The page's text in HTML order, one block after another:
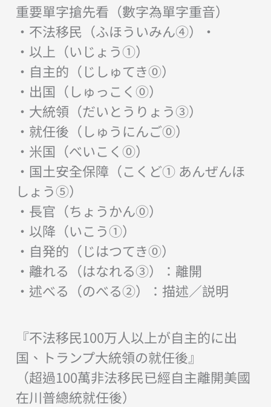
重要單字搶先看（數字為單字重音）
・不法移民（ふほういみん④）・
・以上（いじょう①）
・自主的（じしゅてき⓪）
・出国（しゅっこく⓪）
・大統領（だいとうりょう③）
・就任後（しゅうにんご⓪）
・米国（べいこく⓪）
・国土安全保障（こくど① あんぜんほ
しょう⑤）
・長官（ちょうかん⓪）
・以降（いこう①）
・自発的（じはつてき⓪）
・離れる（はなれる③）：離開
・述べる（のべる②）：描述／説明
『不法移民100万人以上が自主的に出
国、トランプ大統領の就任後』
（超過100萬非法移民已經自主離開美國
在川普總統就任後）